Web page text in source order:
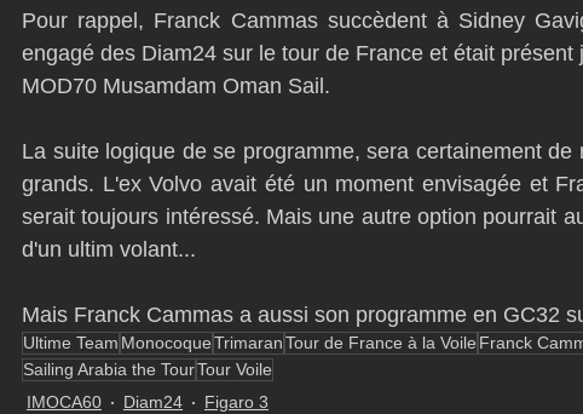
Pour rappel, Franck Cammas succèdent à Sidney
engagé des Diam24 sur le tour de France et était
MOD70 Musamdam Oman Sail.
La suite logique de se programme, sera certainement
grands. L'ex Volvo avait été un moment envisagée et
serait toujours intéressé. Mais une autre option pourrait
d'un ultim volant...
Mais Franck Cammas a aussi son programme en GC32
Ultime Team MonocoqueTrimaranTour de France à la Voile Franck
Sailing Arabia the TourTour Voile
IMOCA60
Diam24 Figaro 3